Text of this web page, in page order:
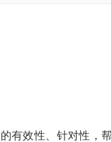
有效性、针对性，